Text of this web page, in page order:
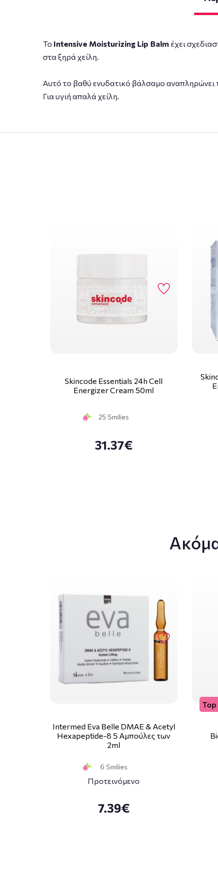
To Intensive Moisturizing Lip Balm έχει
στα ξηρά χείλη.
Αυτό το βαθύ ενυδατικό βάλσαμο αναπληρώνει
Για υγιή απαλά χείλη.
Skincode Essentials 24h Cell
Energizer Cream 50ml
25 Smilies
31.37€
Intermed Eva Belle DMAE & Acetyl
Hexapeptide-8 5 Αμπούλες των
2ml
6 Smilies
Προτεινόμενο
7.39€
Top